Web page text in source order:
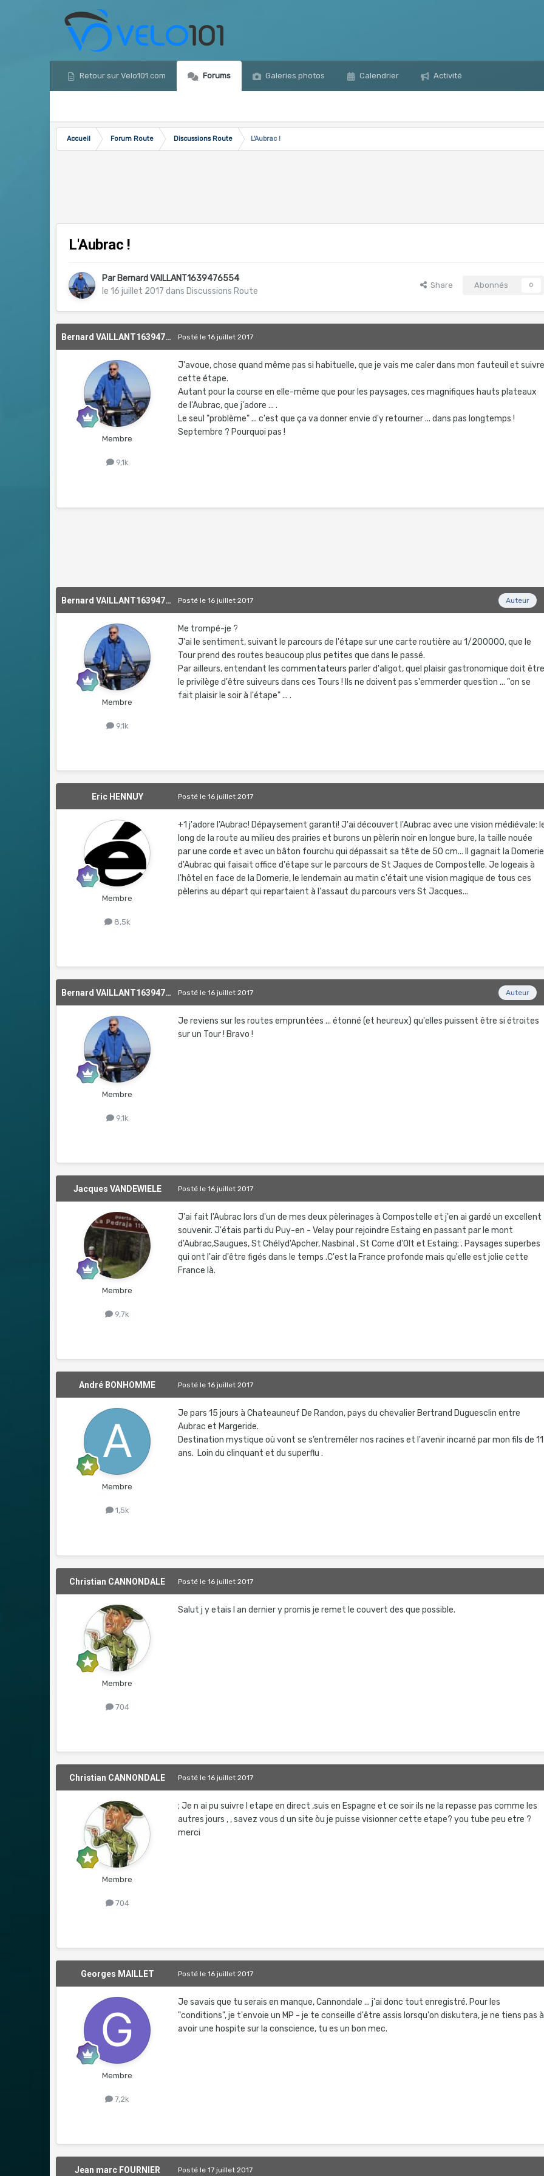
Retour sur Velo101.com Forums Galeries photos Calendrier Activité
Accueil Forum Route Discussions Route L'Aubrac !
L'Aubrac !
Par Bernard VAILLANT1639476554
le 16 juillet 2017 dans Discussions Route
Share Abonnés 0
Bernard VAILLANT1639476554
Membre
9,1k
Postéle 16 juillet 2017
J'avoue, chose quand même pas si habituelle, que je vais me caler dans mon fauteuil et
cette étape.
Autant pour la course en elle-même que pour les paysages, ces magnifiques hauts plateaux
de l'Aubrac, que j'adore ... .
Le seul "problème" ... c'est que ça va donner envie d'y retourner ... dans pas longtemps !
Septembre ? Pourquoi pas !
Bernard VAILLANT1639476554
Membre
9,1k
Auteur
Postéle 16 juillet 2017
Me trompé-je ?
J'ai le sentiment, suivant le parcours de l'étape sur une carte routière au 1/200000, que le
Tour prend des routes beaucoup plus petites que dans le passé.
Par ailleurs, entendant les commentateurs parler d'aligot, quel plaisir gastronomique doit
le privilège d'être suiveurs dans ces Tours ! Ils ne doivent pas s'emmerder question ... "on se
fait plaisir le soir à l'étape" ... .
Eric HENNUY
Membre
8,5k
Postéle 16 juillet 2017
+1 j'adore l'Aubrac! Dépaysement garanti! J'ai découvert l'Aubrac avec une vision médiévale:
long de la route au milieu des prairies et burons un pèlerin noir en longue bure, la taille nouée
par une corde et avec un bâton fourchu qui dépassait sa tête de 50 cm... Il gagnait la Domerie
d'Aubrac qui faisait office d'étape sur le parcours de St Jaques de Compostelle. Je logeais à
l'hôtel en face de la Domerie, le lendemain au matin c'était une vision magique de tous ces
pèlerins au départ qui repartaient à l'assaut du parcours vers St Jacques...
Bernard VAILLANT1639476554
Membre
9,1k
Auteur
Postéle 16 juillet 2017
Je reviens sur les routes empruntées ... étonné (et heureux) qu'elles puissent être si étroites
sur un Tour ! Bravo !
Jacques VANDEWIELE
Membre
9,7k
Postéle 16 juillet 2017
J'ai fait l'Aubrac lors d'un de mes deux pèlerinages à Compostelle et j'en ai gardé un excellent
souvenir. J'étais parti du Puy-en - Velay pour rejoindre Estaing en passant par le mont
d'Aubrac,Saugues, St Chélyd'Apcher, Nasbinal , St Come d'Olt et Estaing; . Paysages superbes
qui ont l'air d'être figés dans le temps .C'est la France profonde mais qu'elle est jolie cette
France là.
André BONHOMME
Membre
1,5k
Postéle 16 juillet 2017
Je pars 15 jours à Chateauneuf De Randon, pays du chevalier Bertrand Duguesclin entre
Aubrac et Margeride.
Destination mystique où vont se s’entremêler nos racines et l'avenir incarné par mon fils de 11
ans. Loin du clinquant et du superflu .
Christian CANNONDALE
Membre
704
Postéle 16 juillet 2017
Salut j y etais l an dernier y promis je remet le couvert des que possible.
Christian CANNONDALE
Membre
704
Postéle 16 juillet 2017
; Je n ai pu suivre l etape en direct ,suis en Espagne et ce soir ils ne la repasse pas comme les
autres jours , , savez vous d un site òu je puisse visionner cette etape? you tube peu etre ?
merci
Georges MAILLET
Membre
7,2k
Postéle 16 juillet 2017
Je savais que tu serais en manque, Cannondale ... j'ai donc tout enregistré. Pour les
"conditions", je t'envoie un MP - je te conseille d'être assis lorsqu'on diskutera, je ne tiens pas à
avoir une hospite sur la conscience, tu es un bon mec.
Jean marc FOURNIER Postéle 17 juillet 2017